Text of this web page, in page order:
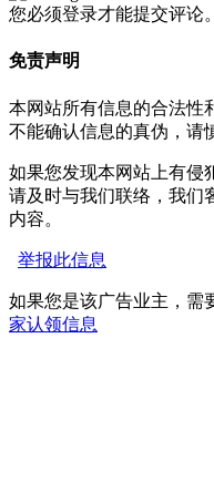
您必须登录才能提交评论。
免责声明
本网站所有信息的合法性
不能确认信息的真伪，请
如果您发现本网站上有侵
请及时与我们联络，我们
内容。
举报此信息
如果您是该广告业主，需
家认领信息